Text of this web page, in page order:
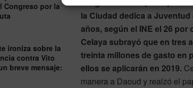
Congreso por la
ironiza sobre la
contra Vito
breve mensaje:
la Ciudad dedica a
años, según el INE el 26 por
Celaya subrayó que en tres
treinta millones de gasto en
ellos se aplicarán en 2019.
manera a Daoud y realzó el